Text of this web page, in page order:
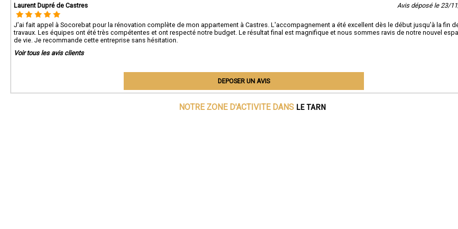
Laurent Dupré de Castres
Avis déposé le 23/
J'ai fait appel à Socorebat pour la rénovation complète de mon appartement à Castres. L'accompagnement a été excellent dès le début jusqu'à la fin
travaux. Les équipes ont été très compétentes et ont respecté notre budget. Le résultat final est magnifique et nous sommes ravis de notre nouvel
de vie. Je recommande cette entreprise sans hésitation.
Voir tous les avis clients
DEPOSER UN AVIS
NOTRE ZONE D'ACTIVITE DANS LE TARN